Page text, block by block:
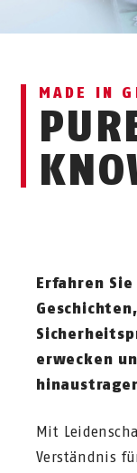
MADE IN
Erfahren
erwecken
Mit
Verständnis